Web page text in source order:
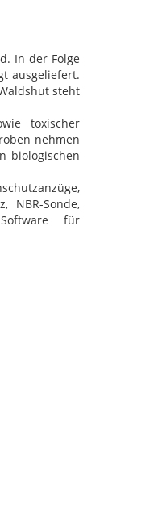
In der Folge
ausgeliefert.
steht
toxischer
nehmen
biologischen
NBR-Sonde,
Software für